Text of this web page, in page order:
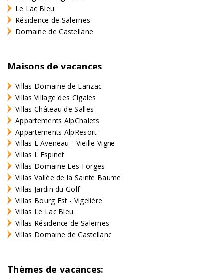
Le Lac Bleu
Résidence de Salernes
Domaine de Castellane
Maisons de vacances
Villas Domaine de Lanzac
Villas Village des Cigales
Villas Château de Salles
Appartements AlpChalets
Appartements AlpResort
Villas L'Aveneau - Vieille Vigne
Villas L'Espinet
Villas Domaine Les Forges
Villas Vallée de la Sainte Baume
Villas Jardin du Golf
Villas Bourg Est - Vigelière
Villas Le Lac Bleu
Villas Résidence de Salernes
Villas Domaine de Castellane
Thèmes de vacances: